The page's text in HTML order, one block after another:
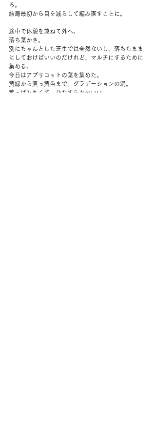
ろ。
結局最初から目を減らして編み直すことに。
途中で休憩を兼ねて外へ。
落ち葉かき。
別にちゃんとした芝生では全然ないし、落ちたまま
にしておけばいいのだけれど、マルチにするために
集める。
今日はアプリコットの葉を集めた。
黄緑から真っ黄色まで、グラデーションの渦。
葉っぱも丸くて、ひたすらかわいい。